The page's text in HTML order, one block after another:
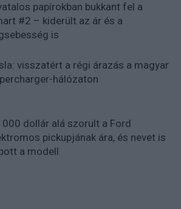
papírokban bukkant fel a
#2 – kiderült az ár és a
is
visszatért a régi árazás a magyar
hálózaton
000 dollár alá szorult a Ford
pickupjának ára, és nevet is
a modell